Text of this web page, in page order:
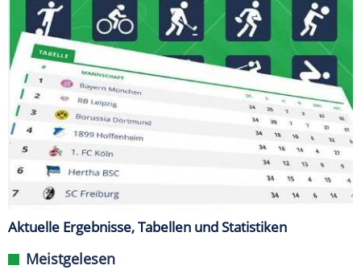
Aktuelle Ergebnisse, Tabellen und Statistiken
Meistgelesen